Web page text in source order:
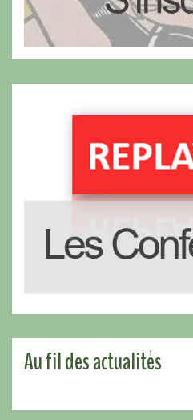
Au fil des actualités